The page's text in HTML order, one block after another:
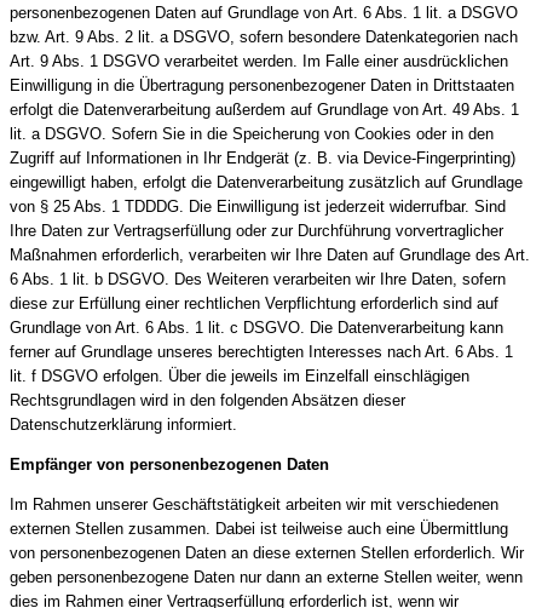
personenbezogenen Daten auf Grundlage von Art. 6 Abs. 1 lit. a DSGVO
bzw. Art. 9 Abs. 2 lit. a DSGVO, sofern besondere Datenkategorien nach
Art. 9 Abs. 1 DSGVO verarbeitet werden. Im Falle einer ausdrücklichen
Einwilligung in die Übertragung personenbezogener Daten in Drittstaaten
erfolgt die Datenverarbeitung außerdem auf Grundlage von Art. 49 Abs. 1
lit. a DSGVO. Sofern Sie in die Speicherung von Cookies oder in den
Zugriff auf Informationen in Ihr Endgerät (z. B. via Device-Fingerprinting)
eingewilligt haben, erfolgt die Datenverarbeitung zusätzlich auf Grundlage
von § 25 Abs. 1 TDDDG. Die Einwilligung ist jederzeit widerrufbar. Sind
Ihre Daten zur Vertragserfüllung oder zur Durchführung vorvertraglicher
Maßnahmen erforderlich, verarbeiten wir Ihre Daten auf Grundlage des Art.
6 Abs. 1 lit. b DSGVO. Des Weiteren verarbeiten wir Ihre Daten, sofern
diese zur Erfüllung einer rechtlichen Verpflichtung erforderlich sind auf
Grundlage von Art. 6 Abs. 1 lit. c DSGVO. Die Datenverarbeitung kann
ferner auf Grundlage unseres berechtigten Interesses nach Art. 6 Abs. 1
lit. f DSGVO erfolgen. Über die jeweils im Einzelfall einschlägigen
Rechtsgrundlagen wird in den folgenden Absätzen dieser
Datenschutzerklärung informiert.
Empfänger von personenbezogenen Daten
Im Rahmen unserer Geschäftstätigkeit arbeiten wir mit verschiedenen
externen Stellen zusammen. Dabei ist teilweise auch eine Übermittlung
von personenbezogenen Daten an diese externen Stellen erforderlich. Wir
geben personenbezogene Daten nur dann an externe Stellen weiter, wenn
dies im Rahmen einer Vertragserfüllung erforderlich ist, wenn wir